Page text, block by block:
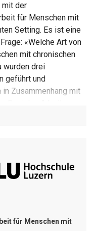
der
für Menschen mit
Setting. Es ist eine
«Welche Art von
mit chronischen
wurden drei
geführt und
Zusammenhang mit
für die Praxis
festgestellt
in Form von
dass es weiterer
des Einsatzes von
ambulanten Bereich
für Menschen mit